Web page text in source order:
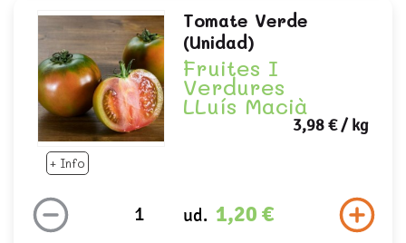
+ Info
Tomate Verde
(unidad)
Fruites I
Verdures
LLuís Macià
3,98 €/ kg
ud. 1,20 €